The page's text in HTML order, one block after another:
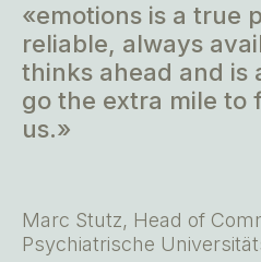
«emotions is a true
reliable, always
thinks ahead and is
go the extra mile to
us.»
Marc Stutz, Head of
Psychiatrische